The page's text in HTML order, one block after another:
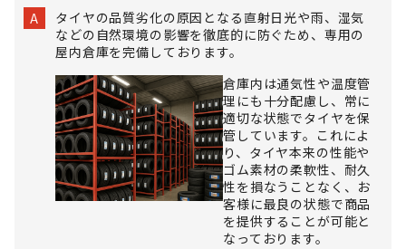
A
タイヤの品質劣化の原因となる直射日光や雨、湿気
などの自然環境の影響を徹底的に防ぐため、専用の
屋内倉庫を完備しております。
倉庫内は通気性や温度管
理にも十分配慮し、常に
適切な状態でタイヤを保
管しています。これによ
り、タイヤ本来の性能や
ゴム素材の柔軟性、耐久
性を損なうことなく、お
客様に最良の状態で商品
を提供することが可能と
なっております。